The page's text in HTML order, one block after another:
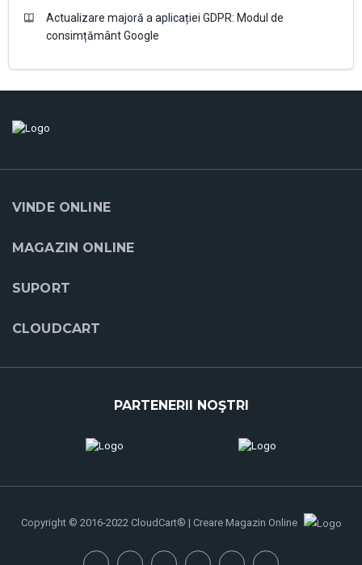
Actualizare majoră a aplicației GDPR: Modul de
consimțământ Google
VINDE ONLINE
MAGAZIN ONLINE
SUPORT
CLOUDCART
PARTENERII NOŞTRI
Copyright © 2016-2022 CloudCart® | Creare Magazin Online